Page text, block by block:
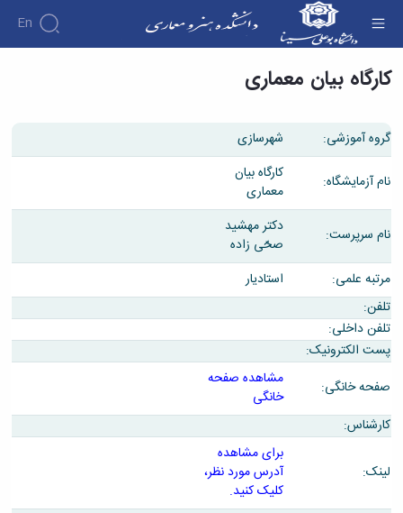
En
کارگاه بیان معماری
گروه آموزشی:
شهرسازی
نام آزمایشگاه:
کارگاه بیان
معماری
نام سرپرست:
دکتر مهشید
صحّی زاده
مرتبه علمی:
استادیار
تلفن:
تلفن داخلی:
پست الکترونیک:
صفحه خانگی:
مشاهده صفحه
خانگی
کارشناس:
لینک:
برای مشاهده
آدرس مورد نظر،
کلیک کنید.